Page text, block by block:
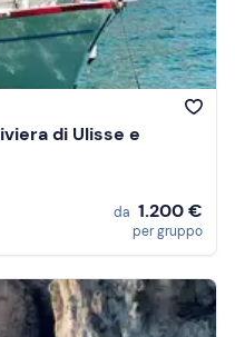
di Ulisse e
da 1.200 €
per gruppo